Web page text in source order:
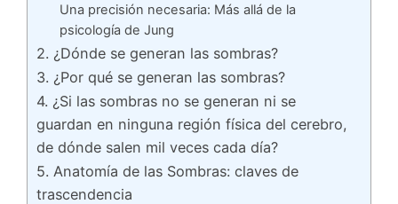
Una precisión necesaria: Más allá de la
psicología de Jung
2. ¿Dónde se generan las sombras?
3. ¿Por qué se generan las sombras?
4. ¿Si las sombras no se generan ni se
guardan en ninguna región física del cerebro,
de dónde salen mil veces cada día?
5. Anatomía de las Sombras: claves de
trascendencia